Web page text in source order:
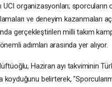
UCI organizasyonları; sporcuların
ve deneyim kazanmaları
gerçekleştirilen milli takım
adımları arasında yer alıyor.
Haziran ayı takviminin
belirterek,